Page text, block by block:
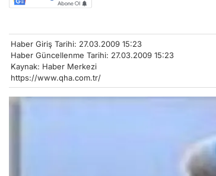
Haber Giriş Tarihi: 27.03.2009 15:23
Haber Güncellenme Tarihi: 27.03.2009 15:23
Kaynak: Haber Merkezi
https://www.qha.com.tr/